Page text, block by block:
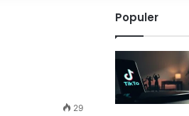
29
Populer